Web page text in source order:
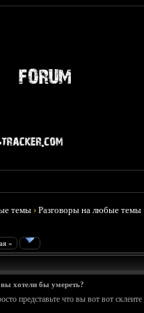
темы ›Разговоры на любые темы
»
4.75
хотели бы умереть?
представьте что вы вот вот